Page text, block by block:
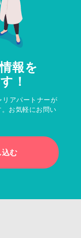
報を
！
リアパートナーが
お気軽にお問い
込む